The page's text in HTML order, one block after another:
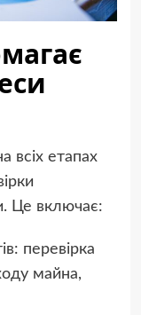
всіх етапах
Це включає:
перевірка
майна,